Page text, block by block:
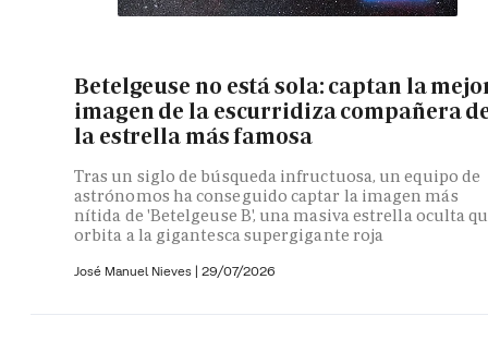
Betelgeuse no está sola: captan la
imagen de la escurridiza compañera
la estrella más famosa
Tras un siglo de búsqueda infructuosa, un equipo de
astrónomos ha conseguido captar la imagen más
nítida de 'Betelgeuse B', una masiva estrella oculta
orbita a la gigantesca supergigante roja
José Manuel Nieves | 29/07/2026